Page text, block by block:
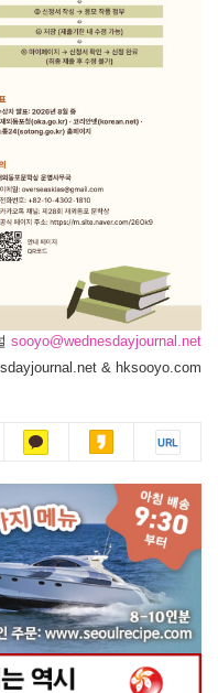
sooyo@wednesdayjournal.net
& hksooyo.com